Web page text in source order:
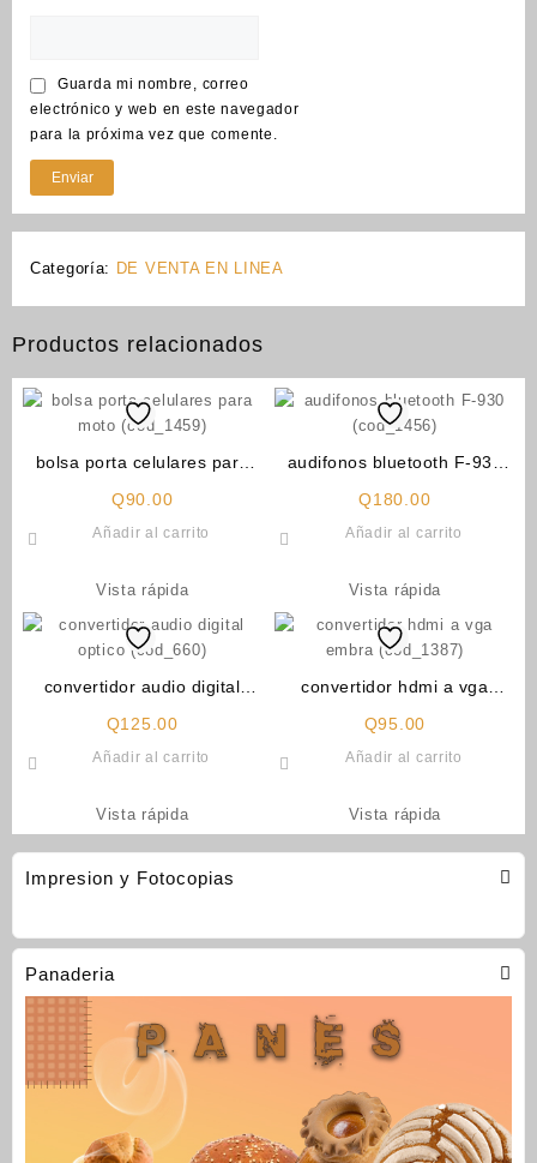
Impresion y Fotocopias
Panaderia
Guarda mi nombre, correo
electrónico y web en este navegador
para la próxima vez que comente.
Categoría: DE VENTA EN LINEA
Productos relacionados
bolsa porta celulares para
Q90.00
Añadir al carrito
Vista rápida
audifonos bluetooth F-930
Q180.00
Añadir al carrito
Vista rápida
convertidor audio digital
Q125.00
Añadir al carrito
Vista rápida
convertidor hdmi a vga
Q95.00
Añadir al carrito
Vista rápida